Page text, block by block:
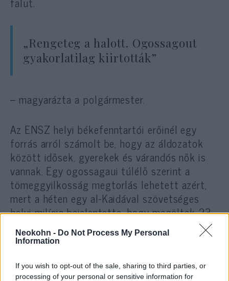
Neokohn - Do Not Process My Personal
Information
If you wish to opt-out of the sale, sharing to third parties, or
processing of your personal or sensitive information for
„Rengeteg a halott. Ogossagout
gyakorlatilag kiirtották”
– magyarázta a polgármester.
Az ENSZ helyi békefenntartói erőinél egy
forrás arról számolt be, hogy az áldozatok
között idősek, gyerekek és várandós nők is
vannak. Egy ogossagaui túlélő szerint a
tömeggyilkosság megtorlás lehetett azért,
mert a héten egy al-Kaidával szövetséges
helyi milícia bejelentette, hogy megöltek 23
mali katonát. Azt állították, hogy azért
támadtak a mali hadsereg tagjaira, mert a
fulanikat.